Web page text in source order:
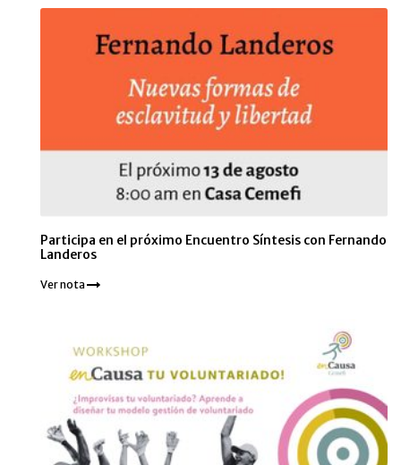
Participa en el próximo Encuentro Síntesis con Fernando
Landeros
Ver nota